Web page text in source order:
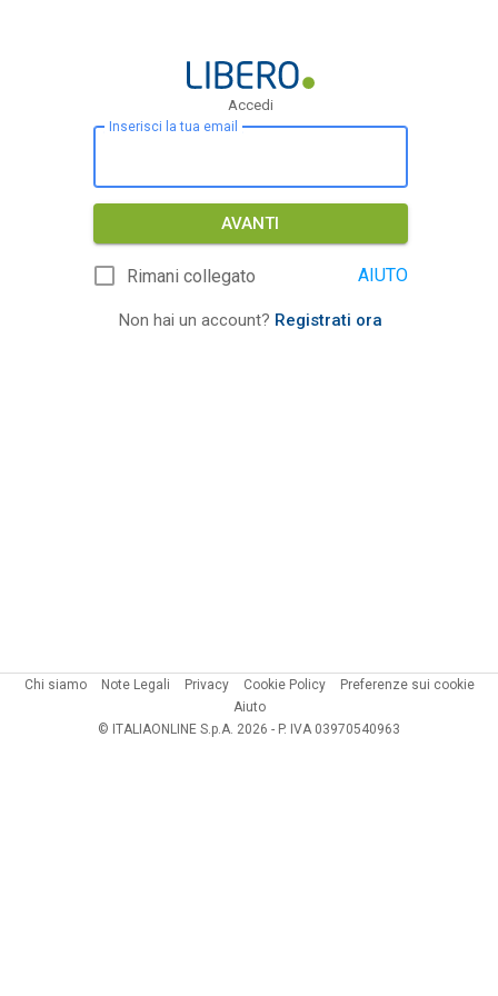
Accedi
Inserisci la tua email
AVANTI
Rimani collegato AIUTO
Non hai un account? Registrati ora
Chi siamo Note Legali Privacy Cookie Policy
Preferenze sui cookie
Aiuto
© ITALIAONLINE S.p.A. 2026 - P. IVA 03970540963